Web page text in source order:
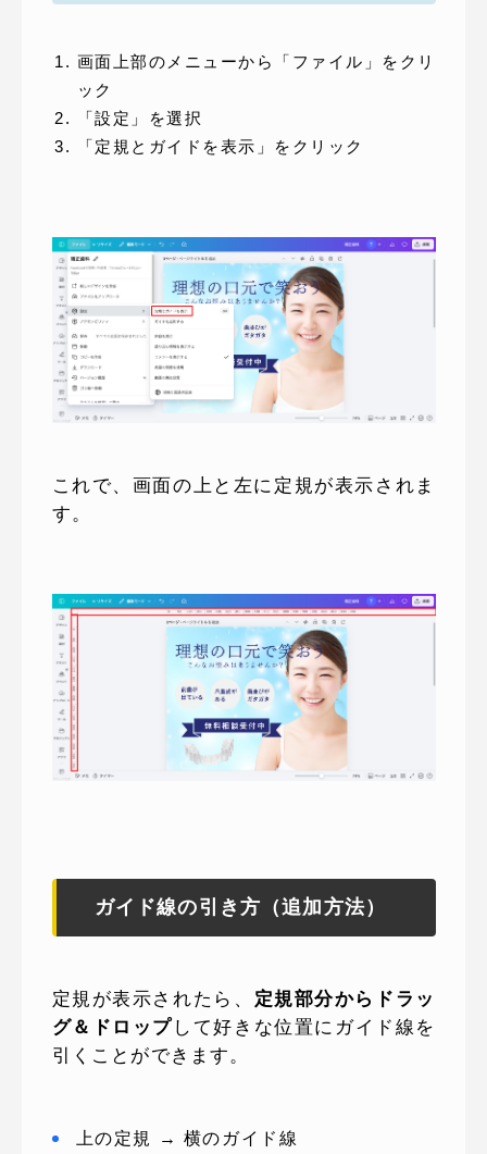
画面上部のメニューから「ファイル」をクリ
ック
「設定」を選択
「定規とガイドを表示」をクリック
これで、画面の上と左に定規が表示されま
す。
ガイド線の引き方（追加方法）
定規が表示されたら、 定規部分からドラッ
グ＆ドロップ して好きな位置にガイド線を
引くことができます。
上の定規 → 横のガイド線